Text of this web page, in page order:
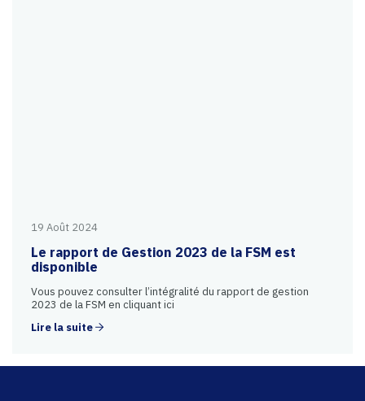
19 Août 2024
Le rapport de Gestion 2023 de la FSM est
disponible
Vous pouvez consulter l’intégralité du rapport de gestion
2023 de la FSM en cliquant ici
Lire la suite